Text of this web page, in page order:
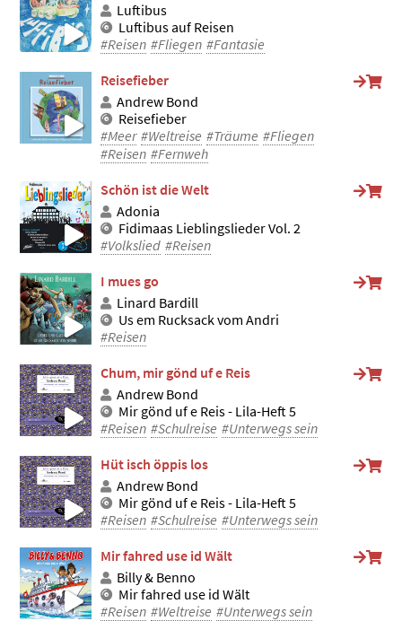
Luftibus
Luftibus auf Reisen
#Reisen #Fliegen #Fantasie
Reisefieber
Andrew Bond
Reisefieber
#Meer #Weltreise #Träume #Fliegen
#Reisen #Fernweh
Schön ist die Welt
Adonia
Fidimaas Lieblingslieder Vol. 2
#Volkslied #Reisen
I mues go
Linard Bardill
Us em Rucksack vom Andri
#Reisen
Chum, mir gönd uf e Reis
Andrew Bond
Mir gönd uf e Reis - Lila-Heft 5
#Reisen #Schulreise #Unterwegs sein
Hüt isch öppis los
Andrew Bond
Mir gönd uf e Reis - Lila-Heft 5
#Reisen #Schulreise #Unterwegs sein
Mir fahred use id Wält
Billy & Benno
Mir fahred use id Wält
#Reisen #Weltreise #Unterwegs sein